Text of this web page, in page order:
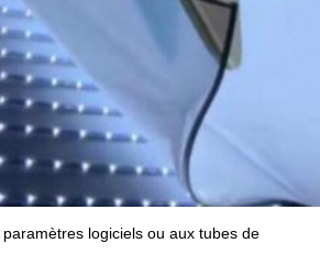
logiciels ou aux tubes de